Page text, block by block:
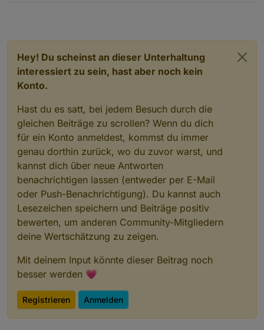
Hey! Du scheinst an dieser Unterhaltung
interessiert zu sein, hast aber noch kein
Konto.
Hast du es satt, bei jedem Besuch durch die
gleichen Beiträge zu scrollen? Wenn du dich
für ein Konto anmeldest, kommst du immer
genau dorthin zurück, wo du zuvor warst, und
kannst dich über neue Antworten
benachrichtigen lassen (entweder per E-Mail
oder Push-Benachrichtigung). Du kannst auch
Lesezeichen speichern und Beiträge positiv
bewerten, um anderen Community-Mitgliedern
deine Wertschätzung zu zeigen.
Mit deinem Input könnte dieser Beitrag noch
besser werden 💗
Registrieren Anmelden